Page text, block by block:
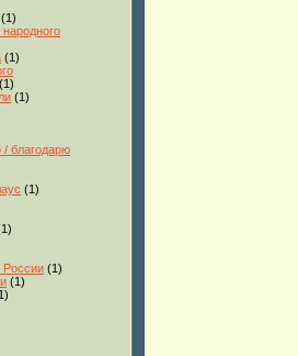
(1)
(1)
(1)
(1)
/ благодарю
(1)
России (1)
(1)